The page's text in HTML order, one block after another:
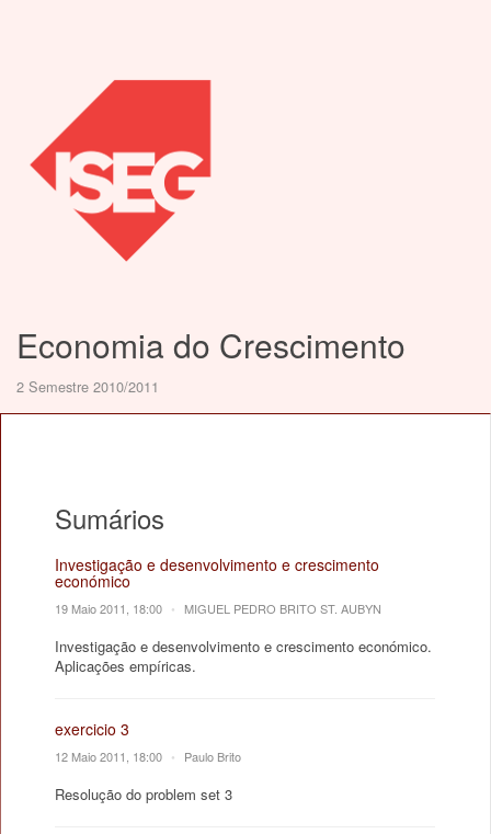
Economia do Crescimento
2 Semestre 2010/2011
Sumários
Investigação e desenvolvimento e crescimento
económico
19 Maio 2011, 18:00 • MIGUEL PEDRO BRITO ST. AUBYN
Investigação e desenvolvimento e crescimento económico.
Aplicações empíricas.
exercicio 3
12 Maio 2011, 18:00 • Paulo Brito
Resolução do problem set 3